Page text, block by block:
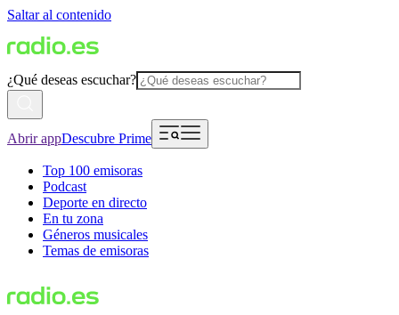
Saltar al contenido
¿Qué deseas escuchar?
Abrir appDescubre Prime
Top 100 emisoras
Podcast
Deporte en directo
En tu zona
Géneros musicales
Temas de emisoras